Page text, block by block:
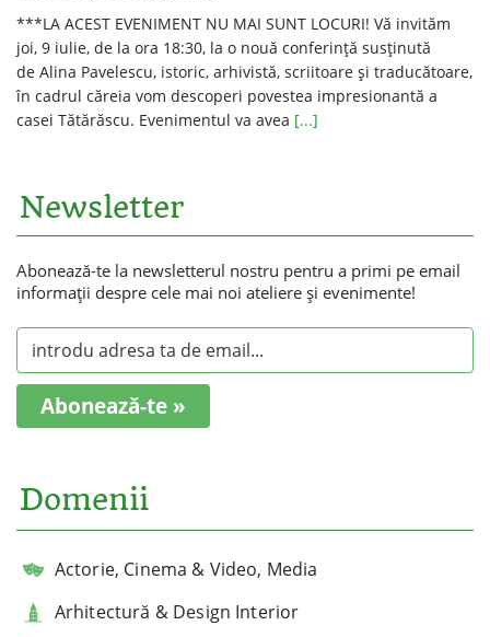
***LA ACEST EVENIMENT NU MAI SUNT LOCURI! Vă invităm
joi, 9 iulie, de la ora 18:30, la o nouă conferinţă susţinută
de Alina Pavelescu, istoric, arhivistă, scriitoare şi traducătoare,
în cadrul căreia vom descoperi povestea impresionantă a
casei Tătărăscu. Evenimentul va avea [...]
Newsletter
Abonează-te la newsletterul nostru pentru a primi pe email
informaţii despre cele mai noi ateliere şi evenimente!
Abonează-te »
Domenii
Actorie, Cinema & Video, Media
Arhitectură & Design Interior